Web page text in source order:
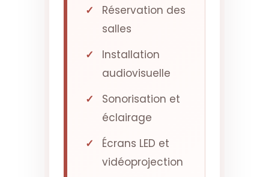
Réservation des
salles
Installation
audiovisuelle
Sonorisation et
éclairage
Écrans LED et
vidéoprojection